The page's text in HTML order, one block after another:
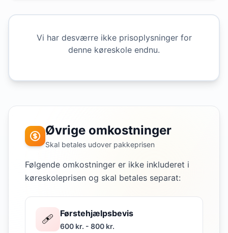
Vi har desværre ikke prisoplysninger for
denne køreskole endnu.
Øvrige omkostninger
Skal betales udover pakkeprisen
Følgende omkostninger er ikke inkluderet i
køreskoleprisen og skal betales separat:
🩹 Førstehjælpsbevis
600 kr. - 800 kr.